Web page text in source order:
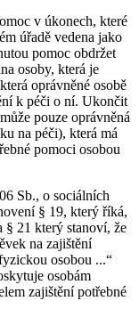
v úkonech, které
úřadě vedena jako
pomoc obdržet
osoby, která je
oprávněné osobě
k péči o ní. Ukončit
pouze oprávněná
na péči), která má
pomoci osobou
Sb., o sociálních
§ 19, který říká,
§ 21 který stanoví, že
na zajištění
osobou ...“
osobám
zajištění potřebné